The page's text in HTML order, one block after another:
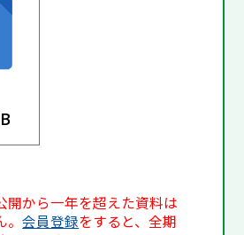
開から一年を超えた資料は
。会員登録をすると、全期